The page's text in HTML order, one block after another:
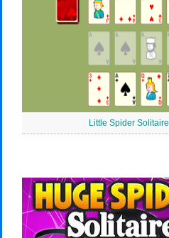
Little Spider Solitaire